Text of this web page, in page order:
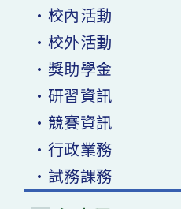
•校內活動
•校外活動
•獎助學金
•研習資訊
•競賽資訊
•行政業務
•試務課務